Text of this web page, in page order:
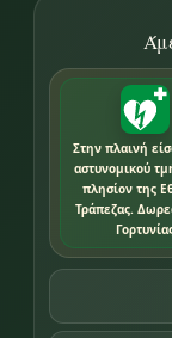
Στην πλαινή
αστυνομικού
πλησίον της
Τράπεζας.